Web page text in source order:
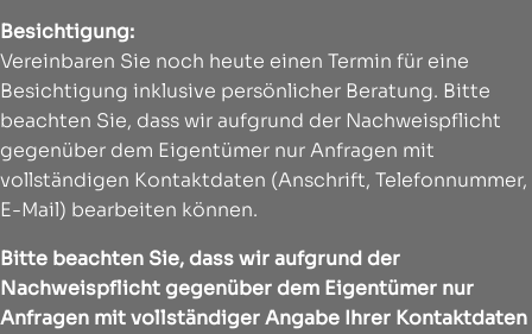
Besichtigung:
Vereinbaren Sie noch heute einen Termin für eine
Besichtigung inklusive persönlicher Beratung. Bitte
beachten Sie, dass wir aufgrund der Nachweispflicht
gegenüber dem Eigentümer nur Anfragen mit
vollständigen Kontaktdaten (Anschrift, Telefonnummer,
E-Mail) bearbeiten können.
Bitte beachten Sie, dass wir aufgrund der
Nachweispflicht gegenüber dem Eigentümer nur
Anfragen mit vollständiger Angabe Ihrer Kontaktdaten